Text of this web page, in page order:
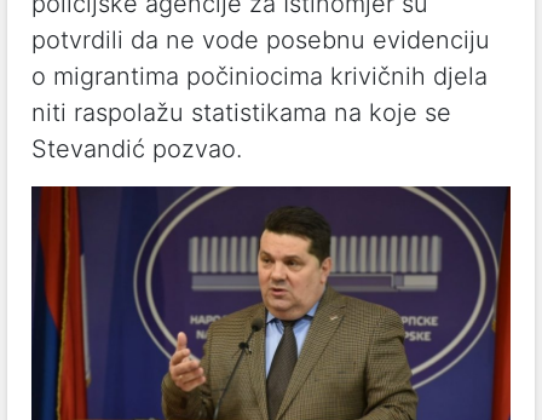
potvrdili da ne vode posebnu evidenciju
o migrantima počiniocima krivičnih djela
niti raspolažu statistikama na koje se
Stevandić pozvao.